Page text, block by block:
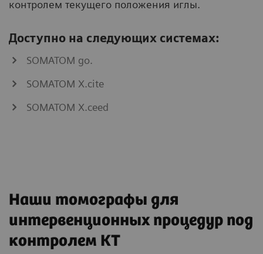
контролем текущего положения иглы.
Доступно на следующих системах:
SOMATOM go.
SOMATOM X.cite
SOMATOM X.ceed
Наши томографы для
интервенционных процедур под
контролем КТ